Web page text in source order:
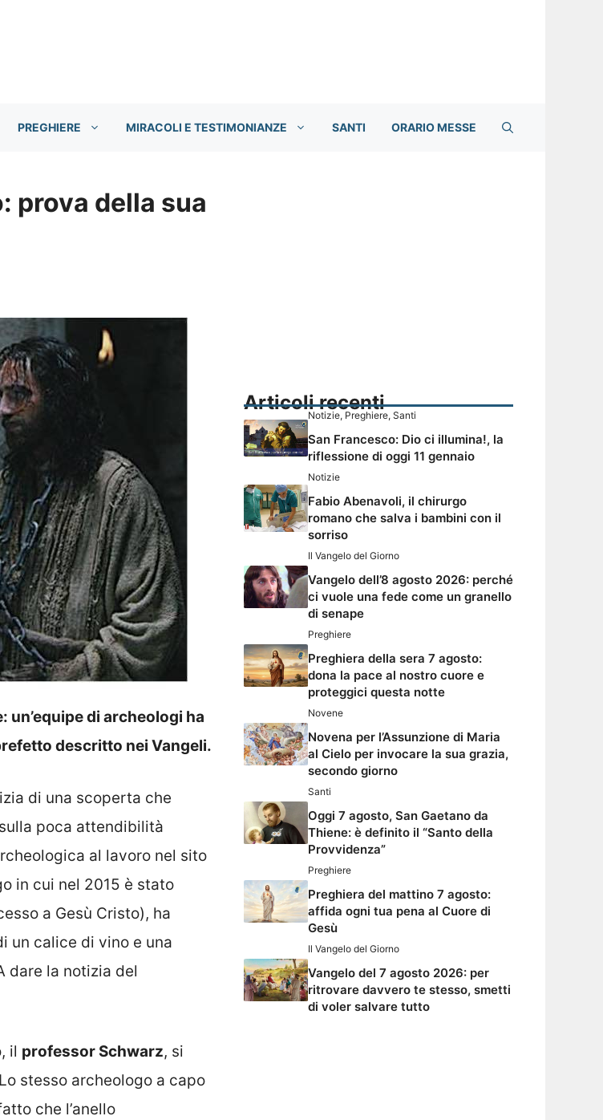
PREGHIERE MIRACOLI E TESTIMONIANZE SANTI ORARIO MESSE
prova della sua
di archeologi ha
descritto nei Vangeli.
di una scoperta che
poca attendibilità
al lavoro nel sito
in cui nel 2015 è stato
a Gesù Cristo), ha
un calice di vino e una
dare la notizia del
il professor Schwarz, si
stesso archeologo a capo
che l’anello
Articoli recenti
Notizie, Preghiere, Santi
San Francesco: Dio ci illumina!, la
riflessione di oggi 11 gennaio
Notizie
Fabio Abenavoli, il chirurgo
romano che salva i bambini con il
sorriso
Il Vangelo del Giorno
Vangelo dell’8 agosto 2026: perché
ci vuole una fede come un granello
di senape
Preghiere
Preghiera della sera 7 agosto:
dona la pace al nostro cuore e
proteggici questa notte
Novene
Novena per l’Assunzione di Maria
al Cielo per invocare la sua grazia,
secondo giorno
Santi
Oggi 7 agosto, San Gaetano da
Thiene: è definito il “Santo della
Provvidenza”
Preghiere
Preghiera del mattino 7 agosto:
affida ogni tua pena al Cuore di
Gesù
Il Vangelo del Giorno
Vangelo del 7 agosto 2026: per
ritrovare davvero te stesso, smetti
di voler salvare tutto